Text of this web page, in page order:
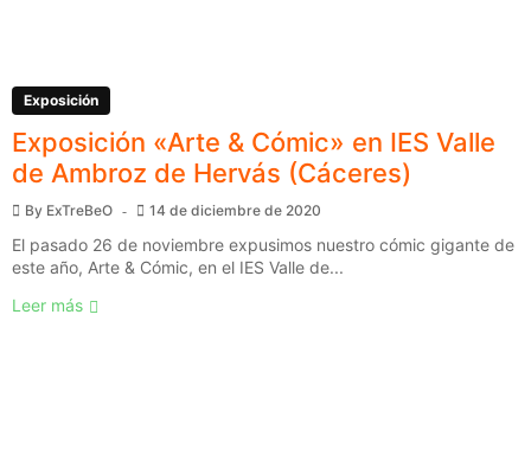
Exposición
Exposición «Arte & Cómic» en IES Valle
de Ambroz de Hervás (Cáceres)
By ExTreBeO 14 de diciembre de 2020
El pasado 26 de noviembre expusimos nuestro cómic gigante de
este año, Arte & Cómic, en el IES Valle de...
Leer más